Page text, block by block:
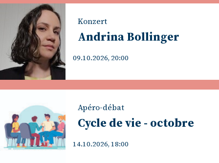
Konzert
Andrina Bollinger
09.10.2026, 20:00
Apéro-débat
Cycle de vie - octobre
14.10.2026, 18:00